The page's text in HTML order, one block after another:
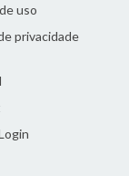
uso
privacidade